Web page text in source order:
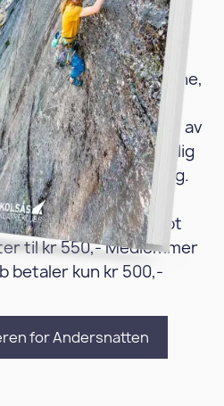
stolt utgiver av den
for Andersnatten.
beskrivelser av rutene,
topobilder for
linjene og det meste av
for å ha et skikkelig
eneste ministorvegg.
får du kjøpt
til kr 550,- Medlemmer
betaler kun kr 500,-
for Andersnatten